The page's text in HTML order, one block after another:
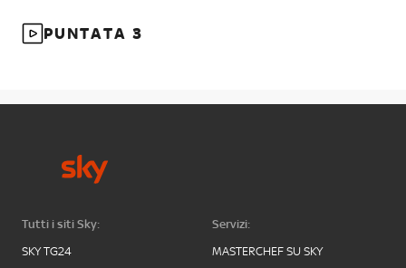
PUNTATA 3
Tutti i siti Sky:
SKY TG24
Servizi:
MASTERCHEF SU SKY